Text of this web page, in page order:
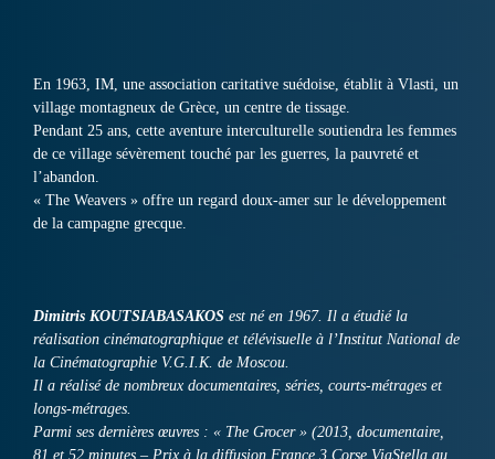
En 1963, IM, une association caritative suédoise, établit à Vlasti, un
village montagneux de Grèce, un centre de tissage.
Pendant 25 ans, cette aventure interculturelle soutiendra les femmes
de ce village sévèrement touché par les guerres, la pauvreté et
l’abandon.
« The Weavers » offre un regard doux-amer sur le développement
de la campagne grecque.
Dimitris KOUTSIABASAKOS est né en 1967. Il a étudié la
réalisation cinématographique et télévisuelle à l’Institut National de
la Cinématographie V.G.I.K. de Moscou.
Il a réalisé de nombreux documentaires, séries, courts-métrages et
longs-métrages.
Parmi ses dernières œuvres : « The Grocer » (2013, documentaire,
81 et 52 minutes – Prix à la diffusion France 3 Corse ViaStella au